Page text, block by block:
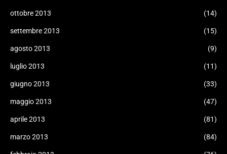
ottobre 2013 (14)
settembre 2013 (15)
agosto 2013 (9)
luglio 2013 (11)
giugno 2013 (33)
maggio 2013 (47)
aprile 2013 (81)
marzo 2013 (84)